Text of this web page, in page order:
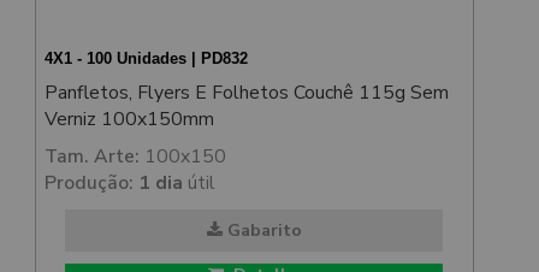
4X1 - 100 Unidades | PD832
Panfletos, Flyers E Folhetos Couchê 115g Sem
Verniz 100x150mm
Tam. Arte: 100x150
Produção: 1 dia útil
Gabarito